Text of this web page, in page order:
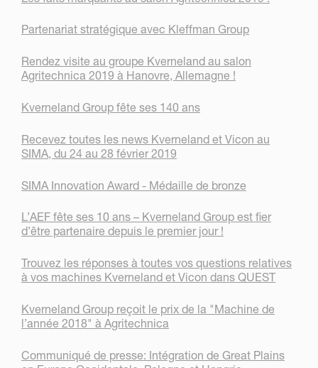
Partenariat stratégique avec Kleffman Group
Rendez visite au groupe Kverneland au salon
Agritechnica 2019 à Hanovre, Allemagne !
Kverneland Group fête ses 140 ans
Recevez toutes les news Kverneland et Vicon au
SIMA, du 24 au 28 février 2019
SIMA Innovation Award - Médaille de bronze
L’AEF fête ses 10 ans – Kverneland Group est fier
d’être partenaire depuis le premier jour !
Trouvez les réponses à toutes vos questions relatives
à vos machines Kverneland et Vicon dans QUEST
Kverneland Group reçoit le prix de la "Machine de
l’année 2018" à Agritechnica
Communiqué de presse: Intégration de Great Plains